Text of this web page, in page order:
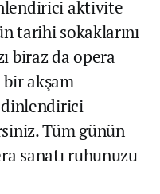
aktivite
tarihi sokaklarını
biraz da opera
akşam
Tüm günün
sanatı ruhunuzu